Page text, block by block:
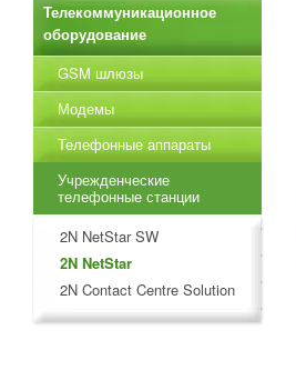
Телекоммуникационное
оборудование
GSM шлюзы
Модемы
Телефонные аппараты
Учрежденческие
телефонные станции
2N NetStar SW
2N NetStar
2N Contact Centre Solution